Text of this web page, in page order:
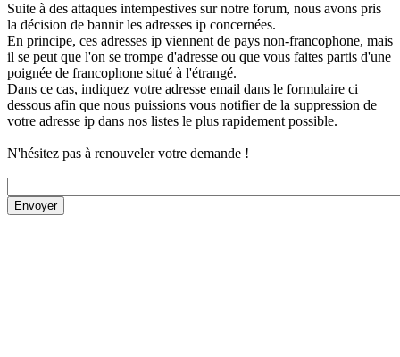
Suite à des attaques intempestives sur notre forum, nous avons pris
la décision de bannir les adresses ip concernées.
En principe, ces adresses ip viennent de pays non-francophone, mais
il se peut que l'on se trompe d'adresse ou que vous faites partis d'une
poignée de francophone situé à l'étrangé.
Dans ce cas, indiquez votre adresse email dans le formulaire ci
dessous afin que nous puissions vous notifier de la suppression de
votre adresse ip dans nos listes le plus rapidement possible.
N'hésitez pas à renouveler votre demande !